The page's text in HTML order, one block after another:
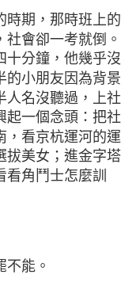
時期，那時班上的
會卻一考就倒。
十分鐘，他幾乎沒
的小朋友因為背景
人名沒聽過，上社
起一個念頭：把社
，看京杭運河的運
拔美女；進金字塔
角鬥士怎麼訓
不能。